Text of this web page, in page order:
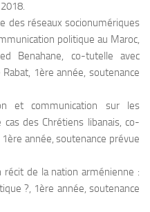
des réseaux socionumériques
politique au Maroc,
Benahane, co-tutelle avec
1ère année, soutenance
et communication sur les
des Chrétiens libanais, co-
année, soutenance prévue
récit de la nation arménienne :
?, 1ère année, soutenance